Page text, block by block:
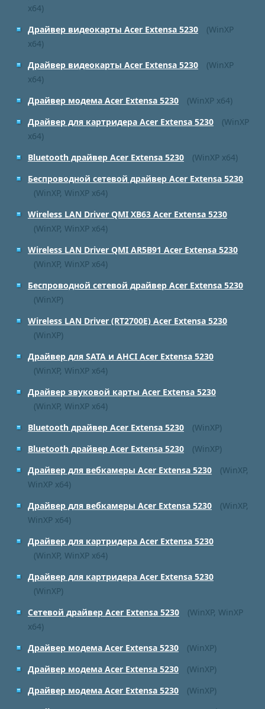
x64)
Драйвер видеокарты Acer Extensa 5230
(WinXP
x64)
Драйвер видеокарты Acer Extensa 5230
(WinXP
x64)
Драйвер модема Acer Extensa 5230
(WinXP x64)
Драйвер для картридера Acer Extensa 5230
(WinXP
x64)
Bluetooth драйвер Acer Extensa 5230
(WinXP x64)
Беспроводной сетевой драйвер Acer Extensa 5230
(WinXP, WinXP x64)
Wireless LAN Driver QMI XB63 Acer Extensa 5230
(WinXP, WinXP x64)
Wireless LAN Driver QMI AR5B91 Acer Extensa 5230
(WinXP, WinXP x64)
Беспроводной сетевой драйвер Acer Extensa 5230
(WinXP)
Wireless LAN Driver (RT2700E) Acer Extensa 5230
(WinXP)
Драйвер для SATA и AHCI Acer Extensa 5230
(WinXP, WinXP x64)
Драйвер звуковой карты Acer Extensa 5230
(WinXP, WinXP x64)
Bluetooth драйвер Acer Extensa 5230
(WinXP)
Bluetooth драйвер Acer Extensa 5230
(WinXP)
Драйвер для вебкамеры Acer Extensa 5230
(WinXP,
WinXP x64)
Драйвер для вебкамеры Acer Extensa 5230
(WinXP,
WinXP x64)
Драйвер для картридера Acer Extensa 5230
(WinXP, WinXP x64)
Драйвер для картридера Acer Extensa 5230
(WinXP)
Сетевой драйвер Acer Extensa 5230
(WinXP, WinXP
x64)
Драйвер модема Acer Extensa 5230
(WinXP)
Драйвер модема Acer Extensa 5230
(WinXP)
Драйвер модема Acer Extensa 5230
(WinXP)